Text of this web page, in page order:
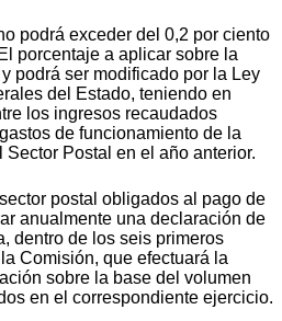
podrá exceder del 0,2 por ciento
porcentaje a aplicar sobre la
podrá ser modificado por la Ley
del Estado, teniendo en
los ingresos recaudados
de funcionamiento de la
Postal en el año anterior.
postal obligados al pago de
anualmente una declaración de
dentro de los seis primeros
Comisión, que efectuará la
sobre la base del volumen
en el correspondiente ejercicio.